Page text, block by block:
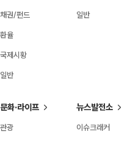
채권/펀드
환율
국제시황
일반
일반
문화·라이프
관광
뉴스발전소
이슈크래커